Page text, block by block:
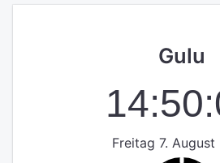
Gulu
Freitag 7.